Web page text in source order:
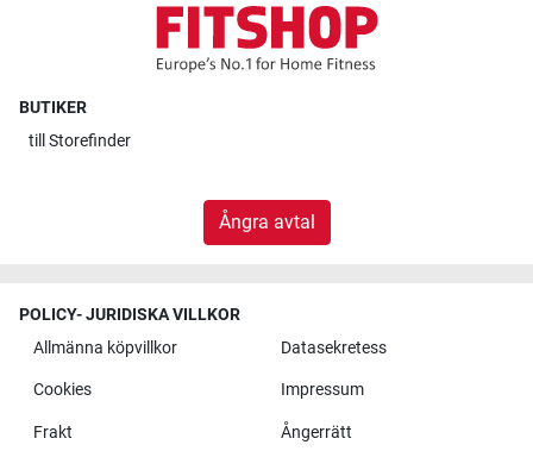
BUTIKER
till Storefinder
Ångra avtal
POLICY- JURIDISKA VILLKOR
Allmänna köpvillkor
Datasekretess
Cookies Impressum
Frakt Ångerrätt